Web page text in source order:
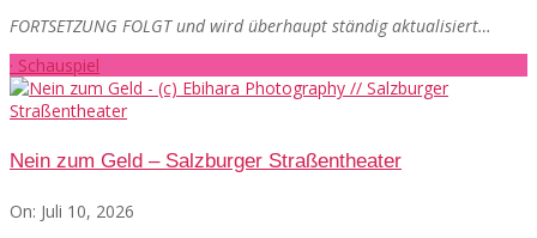
FORTSETZUNG FOLGT und wird überhaupt ständig aktualisiert…
· Schauspiel
Nein zum Geld – Salzburger Straßentheater
On: Juli 10, 2026